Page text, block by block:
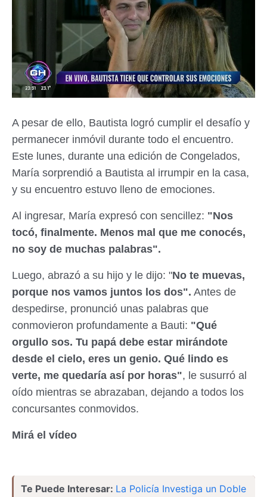
A pesar de ello, Bautista logró cumplir el desafío y
permanecer inmóvil durante todo el encuentro.
Este lunes, durante una edición de Congelados,
María sorprendió a Bautista al irrumpir en la casa,
y su encuentro estuvo lleno de emociones.
Al ingresar, María expresó con sencillez: "Nos
tocó, finalmente. Menos mal que me conocés,
no soy de muchas palabras".
Luego, abrazó a su hijo y le dijo: "No te muevas,
porque nos vamos juntos los dos". Antes de
despedirse, pronunció unas palabras que
conmovieron profundamente a Bauti: "Qué
orgullo sos. Tu papá debe estar mirándote
desde el cielo, eres un genio. Qué lindo es
verte, me quedaría así por horas", le susurró al
oído mientras se abrazaban, dejando a todos los
concursantes conmovidos.
Mirá el vídeo
Te Puede Interesar: La Policía Investiga un Doble